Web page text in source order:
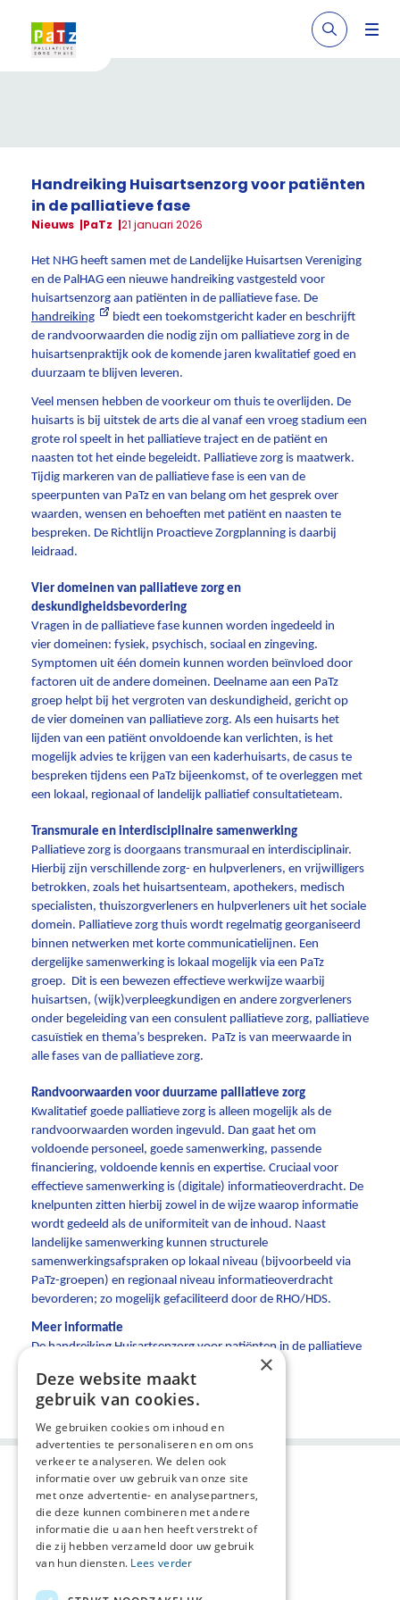
Handreiking Huisartsenzorg voor patiënten
in de palliatieve fase
Nieuws PaTz 21 januari 2026
Het NHG heeft samen met de Landelijke Huisartsen Vereniging
en de PalHAG een nieuwe handreiking vastgesteld voor
huisartsenzorg aan patiënten in de palliatieve fase. De
handreiking
biedt een toekomstgericht kader en beschrijft
de randvoorwaarden die nodig zijn om palliatieve zorg in de
huisartsenpraktijk ook de komende jaren kwalitatief goed en
duurzaam te blijven leveren.
Veel mensen hebben de voorkeur om thuis te overlijden. De
huisarts is bij uitstek de arts die al vanaf een vroeg stadium een
grote rol speelt in het palliatieve traject en de patiënt en
naasten tot het einde begeleidt. Palliatieve zorg is maatwerk.
Tijdig markeren van de palliatieve fase is een van de
speerpunten van PaTz en van belang om het gesprek over
waarden, wensen en behoeften met patiënt en naasten te
bespreken. De Richtlijn Proactieve Zorgplanning is daarbij
leidraad.
Vier domeinen van palliatieve zorg en
deskundigheidsbevordering
Vragen in de palliatieve fase kunnen worden ingedeeld in
vier domeinen: fysiek, psychisch, sociaal en zingeving.
Symptomen uit één domein kunnen worden beïnvloed door
factoren uit de andere domeinen. Deelname aan een PaTz
groep helpt bij het vergroten van deskundigheid, gericht op
de vier domeinen van palliatieve zorg. Als een huisarts het
lijden van een patiënt onvoldoende kan verlichten, is het
mogelijk advies te krijgen van een kaderhuisarts, de casus te
bespreken tijdens een PaTz bijeenkomst, of te overleggen met
een lokaal, regionaal of landelijk palliatief consultatieteam.
Transmurale en interdisciplinaire samenwerking
Palliatieve zorg is doorgaans transmuraal en interdisciplinair.
Hierbij zijn verschillende zorg- en hulpverleners, en vrijwilligers
betrokken, zoals het huisartsenteam, apothekers, medisch
specialisten, thuiszorgverleners en hulpverleners uit het sociale
domein. Palliatieve zorg thuis wordt regelmatig georganiseerd
binnen netwerken met korte communicatielijnen. Een
dergelijke samenwerking is lokaal mogelijk via een PaTz
groep. Dit is een bewezen effectieve werkwijze waarbij
huisartsen, (wijk)verpleegkundigen en andere zorgverleners
onder begeleiding van een consulent palliatieve zorg, palliatieve
casuïstiek en thema’s bespreken. PaTz is van meerwaarde in
alle fases van de palliatieve zorg.
Randvoorwaarden voor duurzame palliatieve zorg
Kwalitatief goede palliatieve zorg is alleen mogelijk als de
randvoorwaarden worden ingevuld. Dan gaat het om
voldoende personeel, goede samenwerking, passende
financiering, voldoende kennis en expertise. Cruciaal voor
effectieve samenwerking is (digitale) informatieoverdracht. De
knelpunten zitten hierbij zowel in de wijze waarop informatie
wordt gedeeld als de uniformiteit van de inhoud. Naast
landelijke samenwerking kunnen structurele
samenwerkingsafspraken op lokaal niveau (bijvoorbeeld via
PaTz-groepen) en regionaal niveau informatieoverdracht
bevorderen; zo mogelijk gefaciliteerd door de RHO/HDS.
Meer informatie
De handreiking Huisartsenzorg voor patiënten in de palliatieve
Deel deze pagina:
Agenda AVG
×
Deze website maakt
gebruik van cookies.
We gebruiken cookies om inhoud en
advertenties te personaliseren en om ons
verkeer te analyseren. We delen ook
informatie over uw gebruik van onze site
met onze advertentie- en analysepartners,
die deze kunnen combineren met andere
informatie die u aan hen heeft verstrekt of
die zij hebben verzameld door uw gebruik
van hun diensten. Lees verder